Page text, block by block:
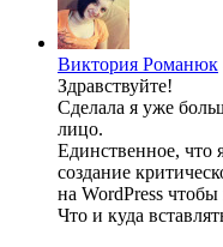
Виктория Романюк
Здравствуйте!
Сделала я уже
лицо.
Единственное, что
создание
на WordPress
Что и куда